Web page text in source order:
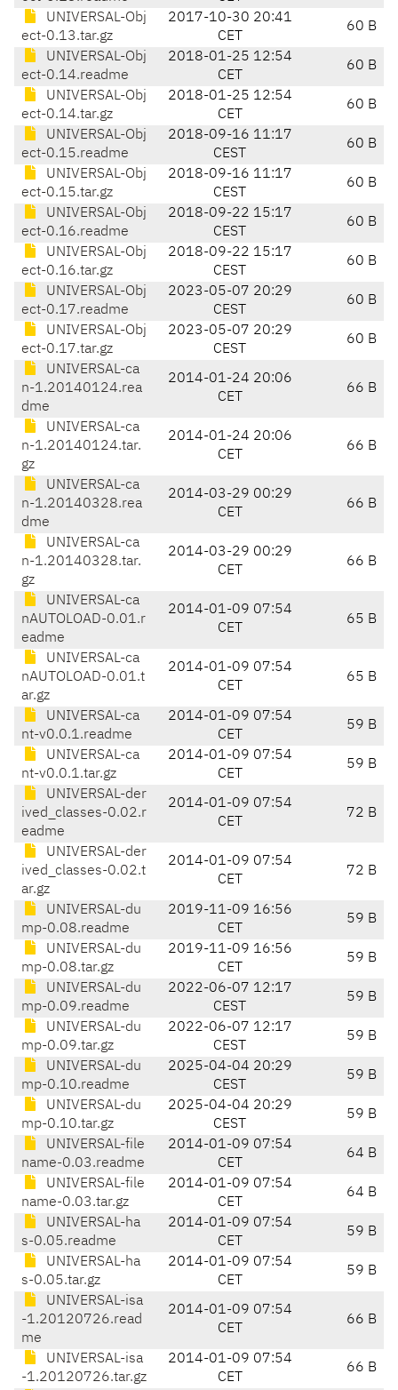
UNIVERSAL-Obj
ect-0.13.tar.gz
2017-10-30 20:41
CET
60 B
UNIVERSAL-Obj
ect-0.14.readme
2018-01-25 12:54
CET
60 B
UNIVERSAL-Obj
ect-0.14.tar.gz
2018-01-25 12:54
CET
60 B
UNIVERSAL-Obj
ect-0.15.readme
2018-09-16 11:17
CEST
60 B
UNIVERSAL-Obj
ect-0.15.tar.gz
2018-09-16 11:17
CEST
60 B
UNIVERSAL-Obj
ect-0.16.readme
2018-09-22 15:17
CEST
60 B
UNIVERSAL-Obj
ect-0.16.tar.gz
2018-09-22 15:17
CEST
60 B
UNIVERSAL-Obj
ect-0.17.readme
2023-05-07 20:29
CEST
60 B
UNIVERSAL-Obj
ect-0.17.tar.gz
2023-05-07 20:29
CEST
60 B
UNIVERSAL-ca
n-1.20140124.rea
dme
2014-01-24 20:06
CET
66 B
UNIVERSAL-ca
n-1.20140124.tar.
gz
2014-01-24 20:06
CET
66 B
UNIVERSAL-ca
n-1.20140328.rea
dme
2014-03-29 00:29
CET
66 B
UNIVERSAL-ca
n-1.20140328.tar.
gz
2014-03-29 00:29
CET
66 B
UNIVERSAL-ca
nAUTOLOAD-0.01.r
eadme
2014-01-09 07:54
CET
65 B
UNIVERSAL-ca
nAUTOLOAD-0.01.t
ar.gz
2014-01-09 07:54
CET
65 B
UNIVERSAL-ca
nt-v0.0.1.readme
2014-01-09 07:54
CET
59 B
UNIVERSAL-ca
nt-v0.0.1.tar.gz
2014-01-09 07:54
CET
59 B
UNIVERSAL-der
ived_classes-0.02.r
eadme
2014-01-09 07:54
CET
72 B
UNIVERSAL-der
ived_classes-0.02.t
ar.gz
2014-01-09 07:54
CET
72 B
UNIVERSAL-du
mp-0.08.readme
2019-11-09 16:56
CET
59 B
UNIVERSAL-du
mp-0.08.tar.gz
2019-11-09 16:56
CET
59 B
UNIVERSAL-du
mp-0.09.readme
2022-06-07 12:17
CEST
59 B
UNIVERSAL-du
mp-0.09.tar.gz
2022-06-07 12:17
CEST
59 B
UNIVERSAL-du
mp-0.10.readme
2025-04-04 20:29
CEST
59 B
UNIVERSAL-du
mp-0.10.tar.gz
2025-04-04 20:29
CEST
59 B
UNIVERSAL-file
name-0.03.readme
2014-01-09 07:54
CET
64 B
UNIVERSAL-file
name-0.03.tar.gz
2014-01-09 07:54
CET
64 B
UNIVERSAL-ha
s-0.05.readme
2014-01-09 07:54
CET
59 B
UNIVERSAL-ha
s-0.05.tar.gz
2014-01-09 07:54
CET
59 B
UNIVERSAL-isa
-1.20120726.read
me
2014-01-09 07:54
CET
66 B
UNIVERSAL-isa
-1.20120726.tar.gz
2014-01-09 07:54
CET
66 B